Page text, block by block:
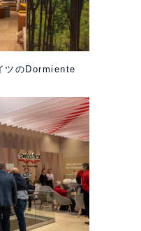
ツのDormiente